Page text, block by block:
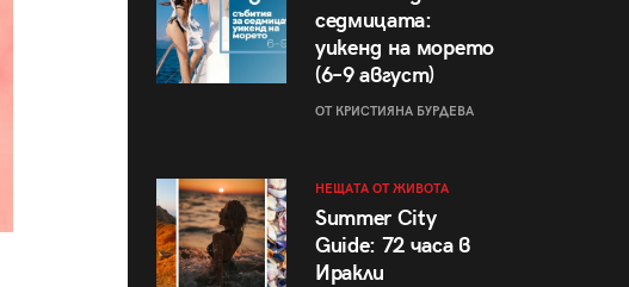
седмицата:
уикенд на морето
(6–9 август)
ОТ КРИСТИЯНА БУРДЕВА
НЕЩАТА ОТ ЖИВОТА
Summer City
Guide: 72 часа в
Иракли